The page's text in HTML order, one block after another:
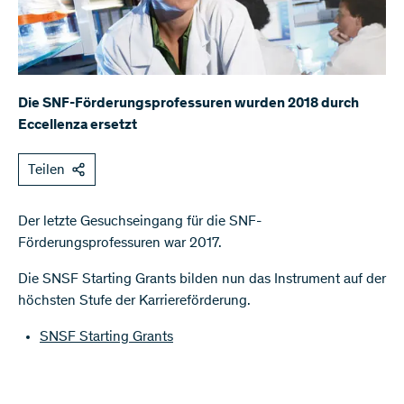
Die SNF-Förderungsprofessuren wurden 2018 durch
Eccellenza ersetzt
Teilen
Der letzte Gesuchseingang für die SNF-
Förderungsprofessuren war 2017.
Die SNSF Starting Grants bilden nun das Instrument auf der
höchsten Stufe der Karriereförderung.
SNSF Starting Grants